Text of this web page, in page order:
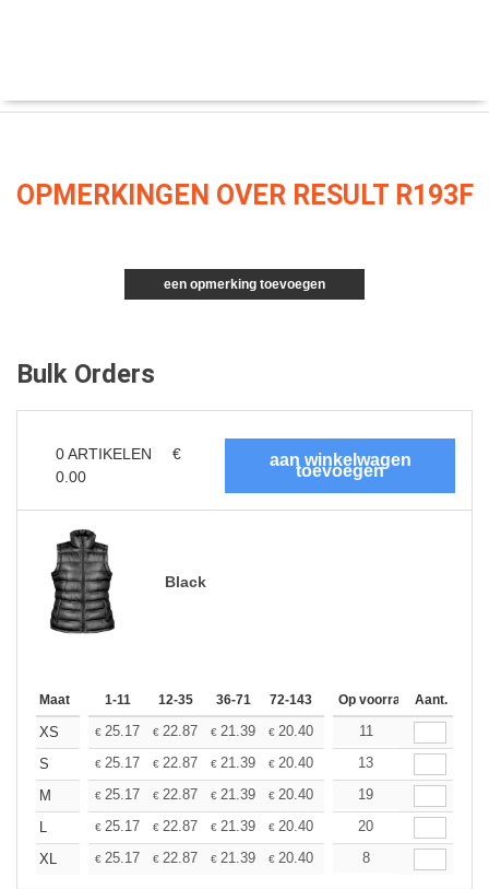
OPMERKINGEN OVER RESULT R193F
een opmerking toevoegen
Bulk Orders
0ARTIKELEN
€
0.00
Black
Maat 1-11 12-35 36-71 72-143 144-287 288 + Meer
Op voorraadAant.
XS € 25.17 € 22.87 € 21.39 € 20.40 19.25
11
S
€ 25.17 € 22.87 € 21.39 € 20.40 19.25
13
M
€ 25.17 € 22.87 € 21.39 € 20.40 19.25
19
L
€ 25.17 € 22.87 € 21.39 € 20.40 19.25
20
XL
€ 25.17 € 22.87 € 21.39 € 20.40 19.25
8